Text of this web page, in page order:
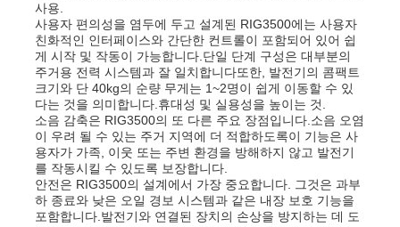
동영상
회사 소개
공장 투어
품질 관리
사용.
사용자 편의성을 염두에 두고 설계된 RIG3500에는 사용자
친화적인 인터페이스와 간단한 컨트롤이 포함되어 있어 쉽
게 시작 및 작동이 가능합니다.단일 단계 구성은 대부분의
주거용 전력 시스템과 잘 일치합니다또한, 발전기의 콤팩트
크기와 단 40kg의 순량 무게는 1~2명이 쉽게 이동할 수 있
다는 것을 의미합니다.휴대성 및 실용성을 높이는 것.
소음 감축은 RIG3500의 또 다른 주요 장점입니다.소음 오염
이 우려 될 수 있는 주거 지역에 더 적합하도록이 기능은 사
용자가 가족, 이웃 또는 주변 환경을 방해하지 않고 발전기
를 작동시킬 수 있도록 보장합니다.
안전은 RIG3500의 설계에서 가장 중요합니다. 그것은 과부
하 종료와 낮은 오일 경보 시스템과 같은 내장 보호 기능을
포함합니다.발전기와 연결된 장치의 손상을 방지하는 데 도